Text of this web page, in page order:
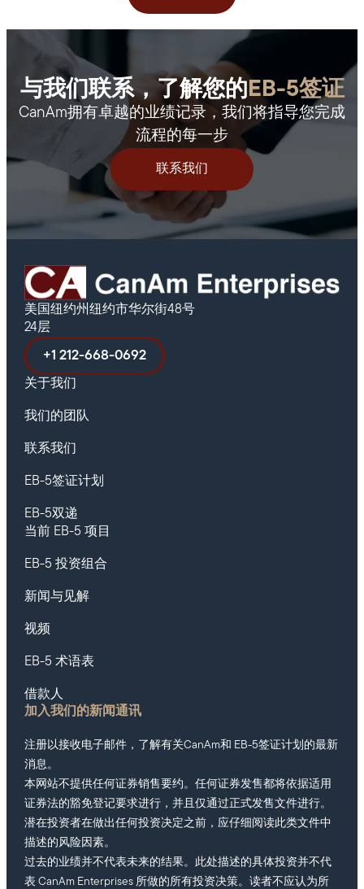
与我们联系，了解您的 EB-5签证
CanAm拥有卓越的业绩记录，我们将指导您完成
流程的每一步
联系我们
美国纽约州纽约市华尔街48号
24层
+1 212-668-0692
关于我们
我们的团队
联系我们
EB-5签证计划
EB-5双递
当前 EB-5 项目
EB-5 投资组合
新闻与见解
视频
EB-5 术语表
借款人
加入我们的新闻通讯
注册以接收电子邮件，了解有关CanAm和 EB-5签证计划的最新
消息。
本网站不提供任何证券销售要约。任何证券发售都将依据适用
证券法的豁免登记要求进行，并且仅通过正式发售文件进行。
潜在投资者在做出任何投资决定之前，应仔细阅读此类文件中
描述的风险因素。
过去的业绩并不代表未来的结果。此处描述的具体投资并不代
表 CanAm Enterprises 所做的所有投资决策。读者不应认为所